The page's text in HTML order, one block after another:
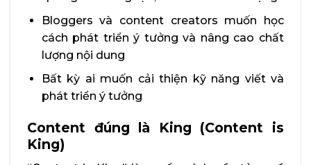
Bloggers và content creators muốn học
cách phát triển ý tưởng và nâng cao chất
lượng nội dung
Bất kỳ ai muốn cải thiện kỹ năng viết và
phát triển ý tưởng
Content đúng là King (Content is
King)